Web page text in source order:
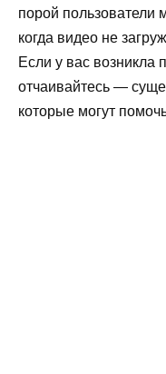
порой пользователи
когда видео не
Если у вас возникла
отчаивайтесь —
которые могут